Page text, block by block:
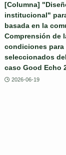
[Columna]
institucional"
basada en la
Comprensión de
condiciones
seleccionados
caso Good Echo
2026-06-19